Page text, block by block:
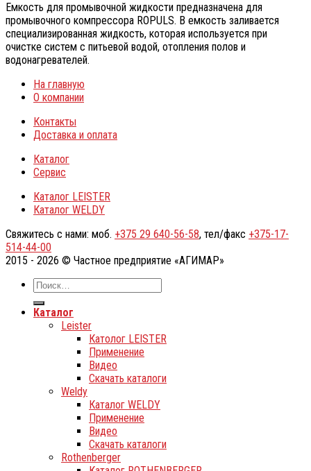
Емкость для промывочной жидкости предназначена для
промывочного компрессора ROPULS. В емкость заливается
специализированная жидкость, которая используется при
очистке систем с питьевой водой, отопления полов и
водонагревателей.
На главную
О компании
Контакты
Доставка и оплата
Каталог
Сервис
Каталог LEISTER
Каталог WELDY
Свяжитесь с нами: моб. +375 29 640-56-58, тел/факс +375-17-
514-44-00
2015 - 2026 © Частное предприятие «АГИМАР»
Каталог
Leister
Католог LEISTER
Применение
Видео
Скачать каталоги
Weldy
Каталог WELDY
Применение
Видео
Скачать каталоги
Rothenberger